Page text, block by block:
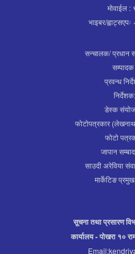
मोवाईल
भाइबर/
सन्चालक/ प्रधान
प्रवन्ध
डेस्क
फोटोपत्रकार (लेखनाथ
फोटो
जापान
साउदी अरेविया
मार्केटिङ
सूचना तथा प्रसारण
कार्यालय - पोखरा १०